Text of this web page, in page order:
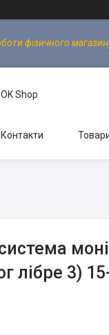
фізичного
Shop
Контакти
лібре 3)